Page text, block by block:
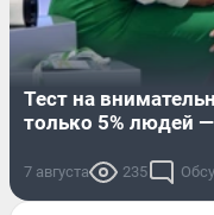
Тест на
только 5% людей
7 августа 235